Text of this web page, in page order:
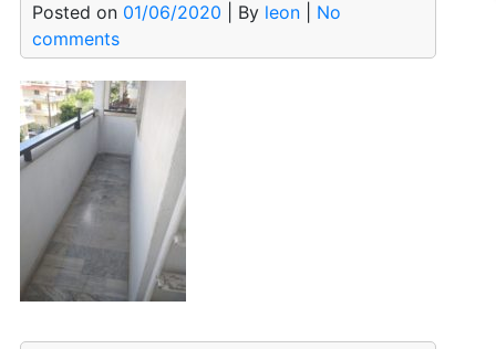
Posted on 01/06/2020 | By leon| No
comments